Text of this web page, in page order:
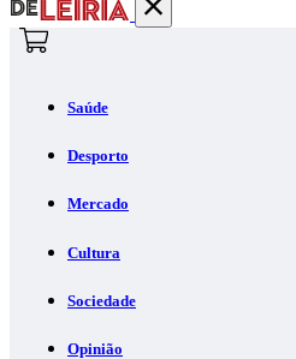
Saúde
Desporto
Mercado
Cultura
Sociedade
Opinião